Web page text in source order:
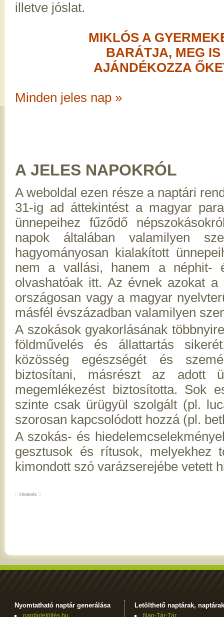
illetve jóslat.
MIKLÓS A
BARÁTJA, MEG IS
AJÁNDÉKOZZA
Minden jeles nap »
A JELES NAPOKRÓL
A weboldal ezen része a naptári
31-ig ad áttekintést a magyar
ünnepeihez fűződő
napok általában valamilyen
hagyományosan kialakított
nem a vallási, hanem a néphit-
olvashatóak itt. Az évnek azokat
országosan vagy a magyar
másfél évszázadban valamilyen
A szokások gyakorlásának
földművelés és állattartás
közösség egészségét és
biztosítani, másrészt az adott
megemlékezést biztosította. Sok
szinte csak ürügyül szolgált (pl.
szorosan kapcsolódott hozzá (pl.
A szokás- és
gesztusok és rítusok, melyekhez
kimondott szó varázserejébe vetett
:: Hirdetés ::
Nyomtatható naptár generálása
naptárletöltés.hu
Letölthető naptárak, naptárak
Nap-Tár-Tár